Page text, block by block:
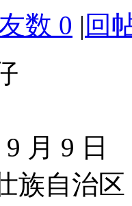
数 0 | 回
月 9 日
族自治